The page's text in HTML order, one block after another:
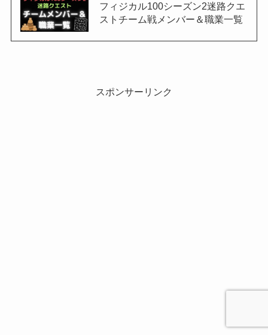
フィジカル100シーズン2迷路クエ
ストチーム戦メンバー＆職業一覧
スポンサーリンク